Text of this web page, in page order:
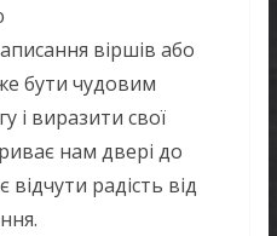
віршів або
бути чудовим
і виразити свої
нам двері до
відчути радість від